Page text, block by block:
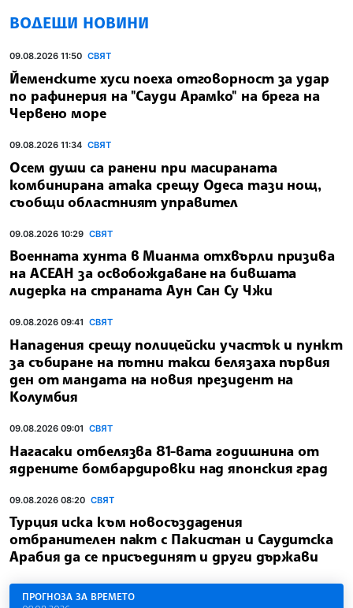
ВОДЕЩИ НОВИНИ
09.08.2026 11:50 СВЯТ
Йеменските хуси поеха отговорност за удар
по рафинерия на "Сауди Арамко" на брега на
Червено море
09.08.2026 11:34 СВЯТ
Осем души са ранени при масираната
комбинирана атака срещу Одеса тази нощ,
съобщи областният управител
09.08.2026 10:29 СВЯТ
Военната хунта в Мианма отхвърли призива
на АСЕАН за освобождаване на бившата
лидерка на страната Аун Сан Су Чжи
09.08.2026 09:41 СВЯТ
Нападения срещу полицейски участък и пункт
за събиране на пътни такси белязаха първия
ден от мандата на новия президент на
Колумбия
09.08.2026 09:01 СВЯТ
Нагасаки отбелязва 81-вата годишнина от
ядрените бомбардировки над японския град
09.08.2026 08:20 СВЯТ
Турция иска към новосъздадения
отбранителен пакт с Пакистан и Саудитска
Арабия да се присъединят и други държави
ПРОГНОЗА ЗА ВРЕМЕТО